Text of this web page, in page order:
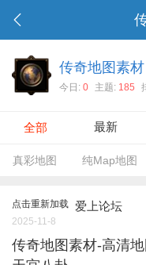
传奇地图素材
今日: 0 主题: 185
全部 最新
真彩地图 纯Map地图
点击重新加载 爱上论坛
2025-11-8
传奇地图素材-高清